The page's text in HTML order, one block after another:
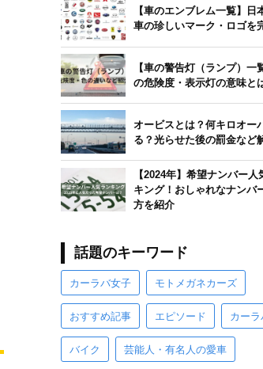
【車のエンブレム一覧】日
車の珍しいマーク・ロゴを
【車の警告灯（ランプ）一
の危険度・表示灯の意味と
オービスとは？何キロオー
る？光らせた後の罰金など
【2024年】希望ナンバー人
キング！おしゃれなナンバ
方を紹介
話題のキーワード
カーラバ女子 モトメガネカーズ
おすすめ記事 エピソード カーラ
バイク 芸能人・有名人の愛車